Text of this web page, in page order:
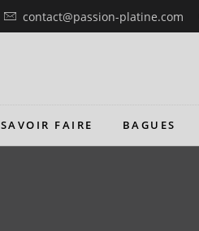
contact@passion-platine.com
SAVOIR FAIRE BAGUES